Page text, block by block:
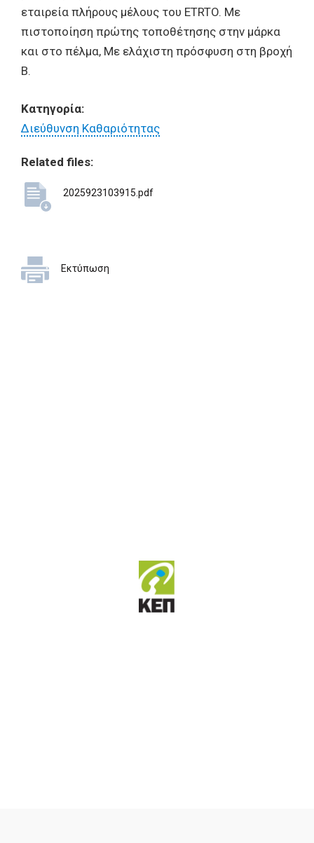
εταιρεία πλήρους μέλους του ETRTO. Με
πιστοποίηση πρώτης τοποθέτησης στην μάρκα
και στο πέλμα, Με ελάχιστη πρόσφυση στη βροχή
Β.
Κατηγορία:
Διεύθυνση Καθαριότητας
Related files:
2025923103915.pdf
Εκτύπωση